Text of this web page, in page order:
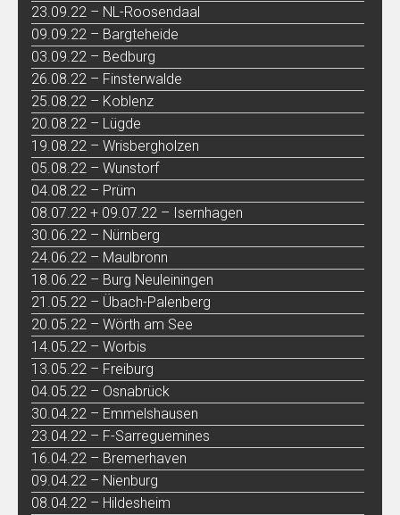
23.09.22 – NL-Roosendaal
09.09.22 – Bargteheide
03.09.22 – Bedburg
26.08.22 – Finsterwalde
25.08.22 – Koblenz
20.08.22 – Lügde
19.08.22 – Wrisbergholzen
05.08.22 – Wunstorf
04.08.22 – Prüm
08.07.22 + 09.07.22 – Isernhagen
30.06.22 – Nürnberg
24.06.22 – Maulbronn
18.06.22 – Burg Neuleiningen
21.05.22 – Übach-Palenberg
20.05.22 – Wörth am See
14.05.22 – Worbis
13.05.22 – Freiburg
04.05.22 – Osnabrück
30.04.22 – Emmelshausen
23.04.22 – F-Sarreguemines
16.04.22 – Bremerhaven
09.04.22 – Nienburg
08.04.22 – Hildesheim